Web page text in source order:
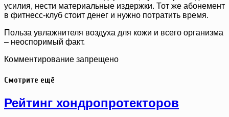
усилия, нести материальные издержки. Тот же абонемент
в фитнесс-клуб стоит денег и нужно потратить время.
Польза увлажнителя воздуха для кожи и всего организма
– неоспоримый факт.
Комментирование запрещено
Смотрите ещё
Рейтинг хондропротекторов